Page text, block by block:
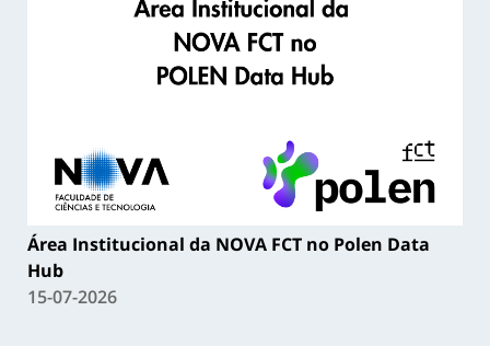
Área Institucional da NOVA FCT no Polen Data
Hub
15-07-2026